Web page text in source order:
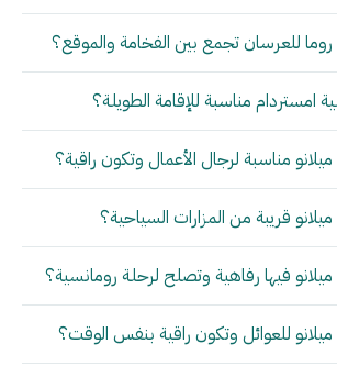
للعرسان تجمع بين الفخامة والموقع؟
امستردام مناسبة للإقامة الطويلة؟
مناسبة لرجال الأعمال وتكون راقية؟
قريبة من المزارات السياحية؟
فيها رفاهية وتصلح لرحلة رومانسية؟
للعوائل وتكون راقية بنفس الوقت؟